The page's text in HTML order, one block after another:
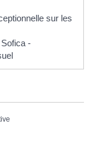
sur les
-